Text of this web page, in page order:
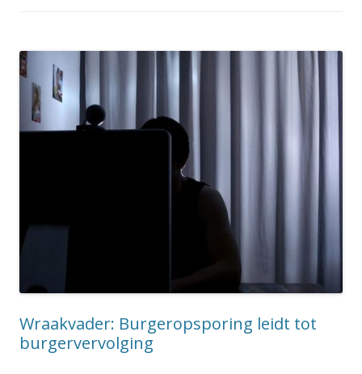
Wraakvader: Burgeropsporing leidt tot
burgervervolging